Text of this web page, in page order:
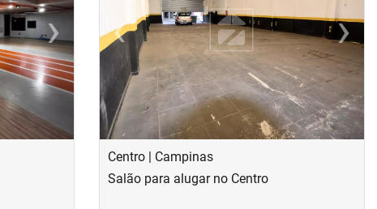
›Next ‹Previous ›Next
Centro | Campinas
Salão para alugar no Centro